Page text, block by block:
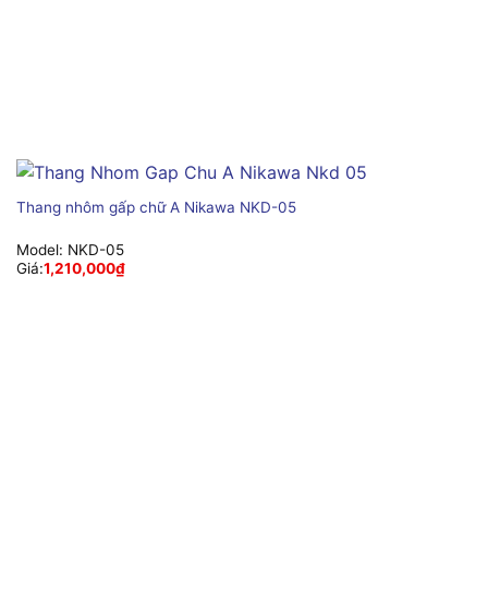
Thang nhôm gấp chữ A Nikawa NKD-05
Model: NKD-05
Giá:1,210,000₫